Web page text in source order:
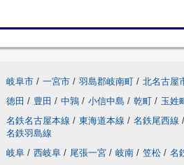
岐阜市 / 一宮市 / 羽島郡岐南町 / 北名古屋
徳田 / 豊田 / 中鶉 / 小信中島 / 乾町 / 玉姓
名鉄名古屋本線 / 東海道本線 / 名鉄尾西線 /
名鉄羽島線
岐阜 / 西岐阜 / 尾張一宮 / 岐南 / 笠松 / 名